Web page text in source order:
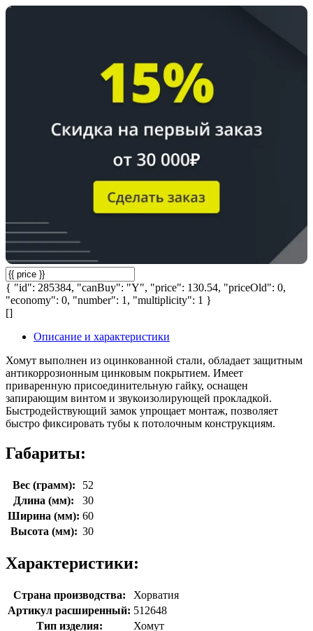
{ "id": 285384, "canBuy": "Y", "price": 130.54, "priceOld": 0,
"economy": 0, "number": 1, "multiplicity": 1 }
[]
Описание и характеристики
Хомут выполнен из оцинкованной стали, обладает защитным
антикоррозионным цинковым покрытием. Имеет
приваренную присоединительную гайку, оснащен
запирающим винтом и звукоизолирующей прокладкой.
Быстродействующий замок упрощает монтаж, позволяет
быстро фиксировать тубы к потолочным конструкциям.
Габариты:
Вес (грамм):
52
Длина (мм):
30
Ширина (мм): 60
Высота (мм): 30
Характеристики:
Страна производства:
Хорватия
Артикул расширенный: 512648
Тип изделия:
Хомут